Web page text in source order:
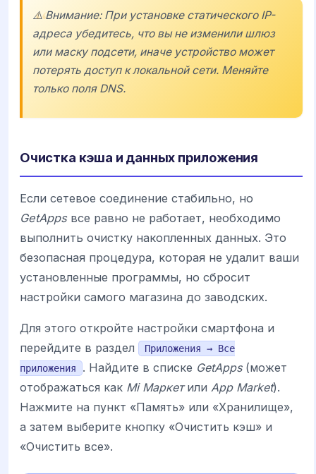
⚠️ Внимание: При установке статического IP-
адреса убедитесь, что вы не изменили шлюз
или маску подсети, иначе устройство может
потерять доступ к локальной сети. Меняйте
только поля DNS.
Очистка кэша и данных приложения
Если сетевое соединение стабильно, но
GetAppsвсе равно не работает, необходимо
выполнить очистку накопленных данных. Это
безопасная процедура, которая не удалит ваши
установленные программы, но сбросит
настройки самого магазина до заводских.
Для этого откройте настройки смартфона и
перейдите в раздел
Приложения → Все
приложения
. Найдите в списке GetApps(может
отображаться как Мі Маркетили App Market).
Нажмите на пункт «Память» или «Хранилище»,
а затем выберите кнопку «Очистить кэш» и
«Очистить все».